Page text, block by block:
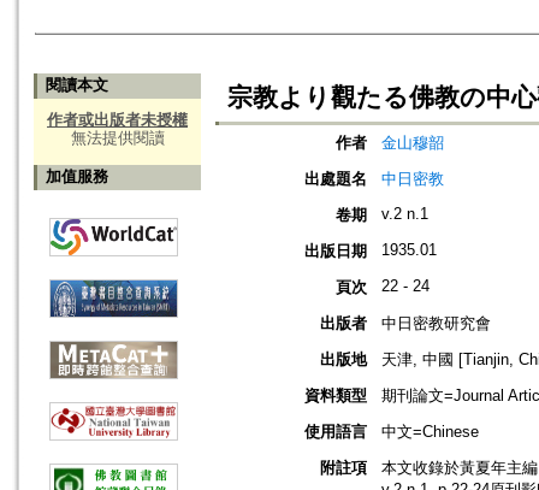
閱讀本文
作者或出版者未授權
無法提供閱讀
加值服務
宗教より觀たる佛教の中
作者
金山穆韶
出處題名
中日密教
卷期
v.2 n.1
出版日期 1935.01
頁次 22 - 24
出版者
中日密教研究會
出版地
天津, 中國 [Tianjin,
資料類型
期刊論文=Journal
使用語言
中文=Chinese
附註項
本文收錄於黃夏年主